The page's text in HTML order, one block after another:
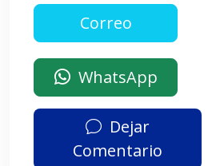
WhatsApp
Dejar
Comentario